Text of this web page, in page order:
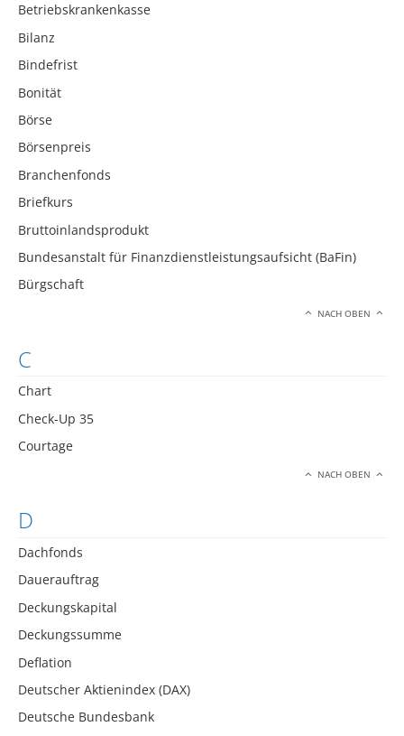
Betriebskrankenkasse
Bilanz
Bindefrist
Bonität
Börse
Börsenpreis
Branchenfonds
Briefkurs
Bruttoinlandsprodukt
Bundesanstalt für Finanzdienstleistungsaufsicht (BaFin)
Bürgschaft
NACH OBEN
C
Chart
Check-Up 35
Courtage
NACH OBEN
D
Dachfonds
Dauerauftrag
Deckungskapital
Deckungssumme
Deflation
Deutscher Aktienindex (DAX)
Deutsche Bundesbank